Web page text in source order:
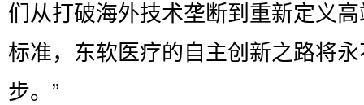
们从打破海外技术垄断到重新定义
标准，东软医疗的自主创新之路将
步。”